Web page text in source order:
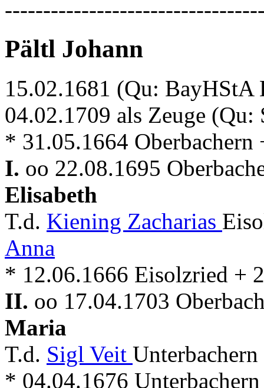
Pältl Johann
15.02.1681 (Qu:
04.02.1709 als Zeuge
* 31.05.1664 Oberbachern
I. oo 22.08.1695
Elisabeth
T.d. Kiening Zacharias
Anna
* 12.06.1666 Eisolzried +
II. oo 17.04.1703
Maria
T.d. Sigl Veit
* 04.04.1676